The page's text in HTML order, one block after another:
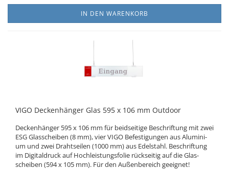
IN DEN WARENKORB
VIGO De­cken­hän­ger Glas 595 x 106 mm Out­door
De­cken­hän­ger 595 x 106 mm für beid­sei­ti­ge Be­schrif­tung mit zwei
ESG Glas­schei­ben (8 mm), vier VIGO Be­fes­ti­gun­gen aus Alu­mi­ni­
um und zwei Draht­sei­len (1000 mm) aus Edel­stahl. Be­schrif­tung
im Di­gi­tal­druck auf Hoch­leis­tungs­fo­lie rück­sei­tig auf die Glas­
schei­ben (594 x 105 mm). Für den Au­ßen­be­reich ge­eig­net!